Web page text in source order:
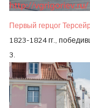
Первый герцог
1823-1824 гг.,
3.